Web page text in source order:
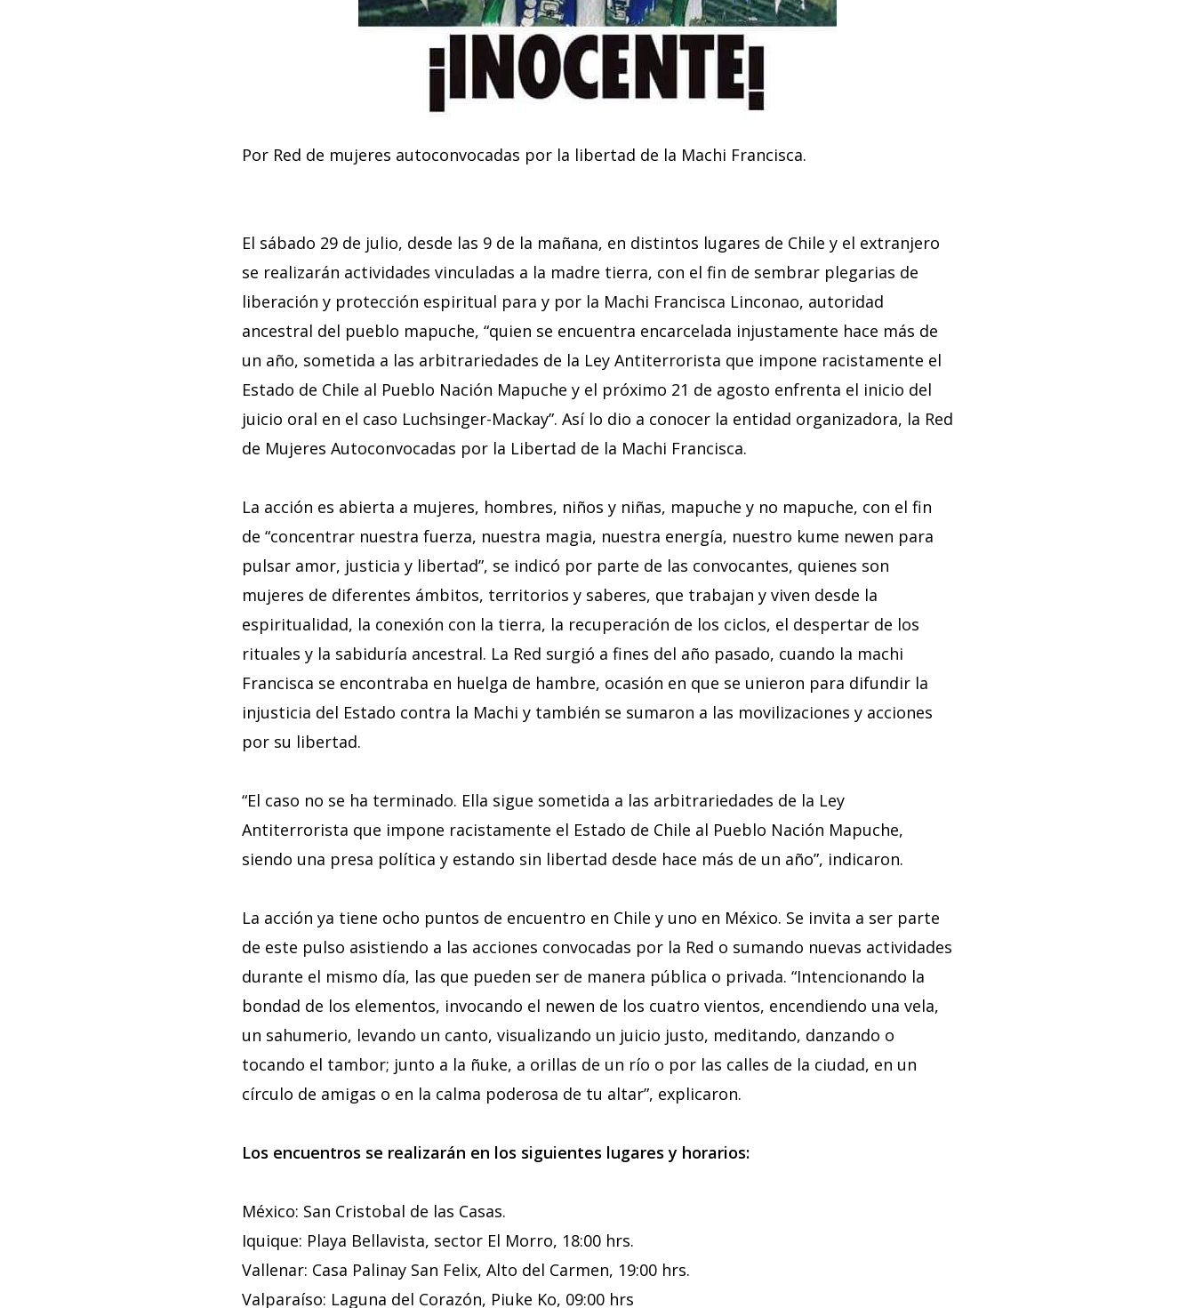
Por Red de mujeres autoconvocadas por la libertad de la Machi Francisca.
El sábado 29 de julio, desde las 9 de la mañana, en distintos lugares de Chile y el extranjero
se realizarán actividades vinculadas a la madre tierra, con el fin de sembrar plegarias de
liberación y protección espiritual para y por la Machi Francisca Linconao, autoridad
ancestral del pueblo mapuche, “quien se encuentra encarcelada injustamente hace más de
un año, sometida a las arbitrariedades de la Ley Antiterrorista que impone racistamente el
Estado de Chile al Pueblo Nación Mapuche y el próximo 21 de agosto enfrenta el inicio del
juicio oral en el caso Luchsinger-Mackay”. Así lo dio a conocer la entidad organizadora, la Red
de Mujeres Autoconvocadas por la Libertad de la Machi Francisca.
La acción es abierta a mujeres, hombres, niños y niñas, mapuche y no mapuche, con el fin
de “concentrar nuestra fuerza, nuestra magia, nuestra energía, nuestro kume newen para
pulsar amor, justicia y libertad”, se indicó por parte de las convocantes, quienes son
mujeres de diferentes ámbitos, territorios y saberes, que trabajan y viven desde la
espiritualidad, la conexión con la tierra, la recuperación de los ciclos, el despertar de los
rituales y la sabiduría ancestral. La Red surgió a fines del año pasado, cuando la machi
Francisca se encontraba en huelga de hambre, ocasión en que se unieron para difundir la
injusticia del Estado contra la Machi y también se sumaron a las movilizaciones y acciones
por su libertad.
“El caso no se ha terminado. Ella sigue sometida a las arbitrariedades de la Ley
Antiterrorista que impone racistamente el Estado de Chile al Pueblo Nación Mapuche,
siendo una presa política y estando sin libertad desde hace más de un año”, indicaron.
La acción ya tiene ocho puntos de encuentro en Chile y uno en México. Se invita a ser parte
de este pulso asistiendo a las acciones convocadas por la Red o sumando nuevas actividades
durante el mismo día, las que pueden ser de manera pública o privada. “Intencionando la
bondad de los elementos, invocando el newen de los cuatro vientos, encendiendo una vela,
un sahumerio, levando un canto, visualizando un juicio justo, meditando, danzando o
tocando el tambor; junto a la ñuke, a orillas de un río o por las calles de la ciudad, en un
círculo de amigas o en la calma poderosa de tu altar”, explicaron.
Los encuentros se realizarán en los siguientes lugares y horarios:
México: San Cristobal de las Casas.
Iquique: Playa Bellavista, sector El Morro, 18:00 hrs.
Vallenar: Casa Palinay San Felix, Alto del Carmen, 19:00 hrs.
Valparaíso: Laguna del Corazón, Piuke Ko, 09:00 hrs